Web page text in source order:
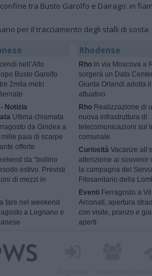
tra Busto Garolfo e Dairago: in
per il tracciamento degli stalli di sosta
nell’Alto
Busto Garolfo
2mila metri
Notizia
Ultima chiamata
da Giridea a
paia di scarpe
offerte
da “bollino
estivo. Previsti
di mezzi in
fare nel weekend
a Legnano e
Rhodense
Rho In via Moscova a
sorgerà un Data
Giunta Orlandi adotta
attuativo
Rho Realizzazione di
nuova infrastruttura di
telecomunicazioni sul
comunale
Curiosità Vacanze
attenzione ai souvenir
la campagna del
Fitosanitario della
Eventi Ferragosto a
Arconati, apertura
con visite, pranzo e
aperti